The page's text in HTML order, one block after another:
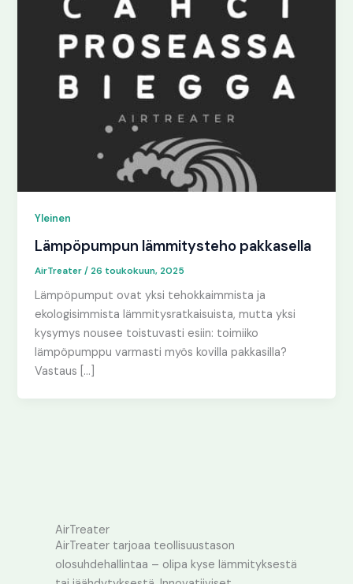
Yleinen
Lämpöpumpun lämmitysteho pakkasella
AirTreater/ 26 toukokuun, 2025
Lämpöpumput ovat yksi tehokkaimmista ja
ekologisimmista lämmitysratkaisuista, mutta yksi
kysymys nousee toistuvasti esiin: toimiiko
lämpöpumppu varmasti myös kovilla pakkasilla?
Vastaus […]
AirTreater
AirTreater tarjoaa teollisuustason
olosuhdehallintaa – olipa kyse lämmityksestä